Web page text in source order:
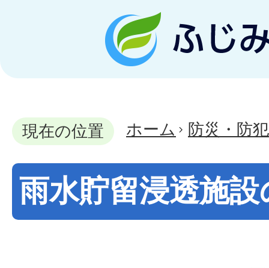
現在の位置 ホーム 防災・防犯
雨水貯留浸透施設